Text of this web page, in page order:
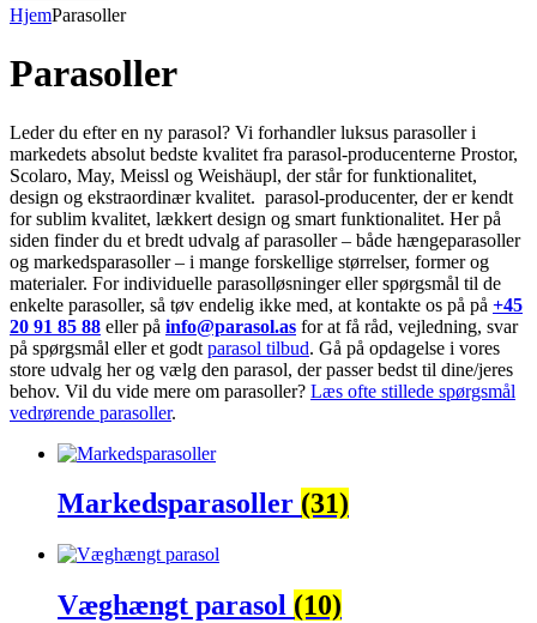
HjemParasoller
Parasoller
Leder du efter en ny parasol? Vi forhandler luksus parasoller i
markedets absolut bedste kvalitet fra parasol-producenterne Prostor,
Scolaro, May, Meissl og Weishäupl, der står for funktionalitet,
design og ekstraordinær kvalitet. parasol-producenter, der er kendt
for sublim kvalitet, lækkert design og smart funktionalitet. Her på
siden finder du et bredt udvalg af parasoller – både hængeparasoller
og markedsparasoller – i mange forskellige størrelser, former og
materialer. For individuelle parasolløsninger eller spørgsmål til de
enkelte parasoller, så tøv endelig ikke med, at kontakte os på på +45
20 91 85 88 eller på info@parasol.as for at få råd, vejledning, svar
på spørgsmål eller et godt parasol tilbud. Gå på opdagelse i vores
store udvalg her og vælg den parasol, der passer bedst til dine/jeres
behov. Vil du vide mere om parasoller? Læs ofte stillede spørgsmål
vedrørende parasoller.
Markedsparasoller (31)
Væghængt parasol (10)